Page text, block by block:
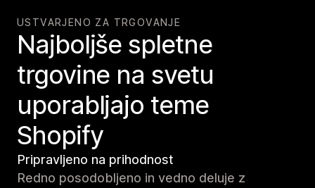
USTVARJENO ZA TRGOVANJE
Najboljše spletne
trgovine na svetu
uporabljajo teme
Shopify
Pripravljeno na prihodnost
Redno posodobljeno in vedno deluje z